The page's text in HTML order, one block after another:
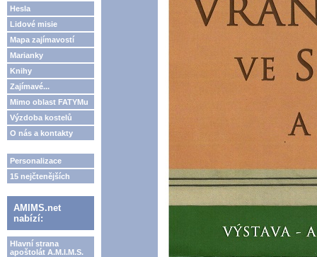
Hesla
Lidové misie
Mapa zajímavostí
Marianky
Knihy
Zajímavé...
Mimo oblast FATYMu
Výzdoba kostelů
O nás a kontakty
Personalizace
15 nejčtenějších
AMIMS.net
nabízí:
Hlavní strana
apoštolát A.M.I.M.S.